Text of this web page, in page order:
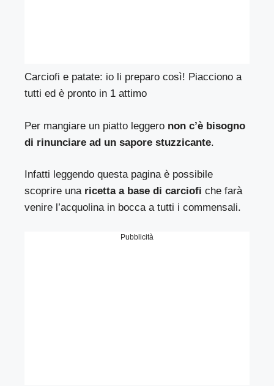
Carciofi e patate: io li preparo così! Piacciono a
tutti ed è pronto in 1 attimo
Per mangiare un piatto leggero non c’è bisogno
di rinunciare ad un sapore stuzzicante.
Infatti leggendo questa pagina è possibile
scoprire unaricetta a base di carciofi che farà
venire l’acquolina in bocca a tutti i commensali.
Pubblicità